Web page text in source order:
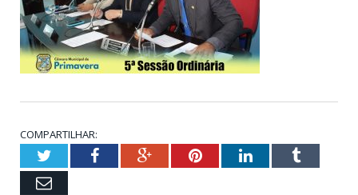
COMPARTILHAR:
TwitterFacebookGoogle+PinterestLinkedInTumblr
Email